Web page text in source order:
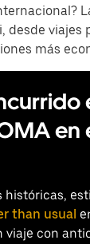
desde viajes
más
en
históricas,
than usual
viaje con